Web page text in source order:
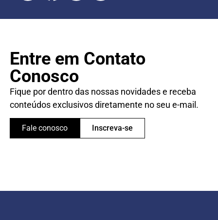
Entre em Contato
Conosco
Fique por dentro das nossas novidades e receba
conteúdos exclusivos diretamente no seu e-mail.
Fale conosco Inscreva-se